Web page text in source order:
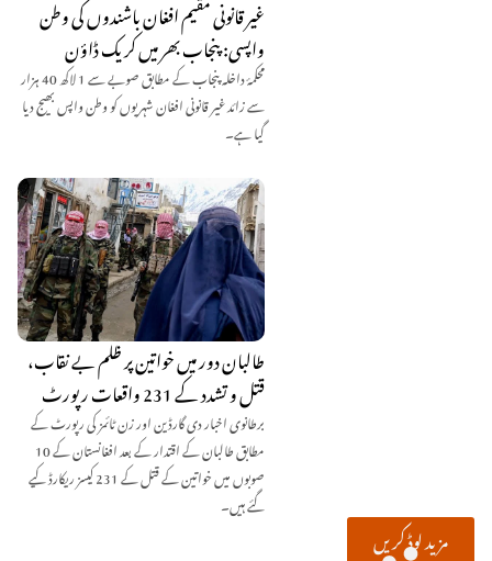
غیر قانونی مقیم افغان باشندوں کی وطن
واپسی: پنجاب بھر میں کریک ڈاؤن
محکمۂ داخلہ پنجاب کے مطابق صوبے سے 1 لاکھ 40 ہزار
سے زائد غیر قانونی افغان شہریوں کو وطن واپس بھیج دیا
گیا ہے۔
طالبان دور میں خواتین پر ظلم بے نقاب،
قتل و تشدد کے 231 واقعات رپورٹ
برطانوی اخبار دی گارڈین اور زن ٹائمز کی رپورٹ کے
مطابق طالبان کے اقتدار کے بعد افغانستان کے 10
صوبوں میں خواتین کے قتل کے 231 کیسز ریکارڈ کیے
گئے ہیں۔
مزید لوڈ کریں